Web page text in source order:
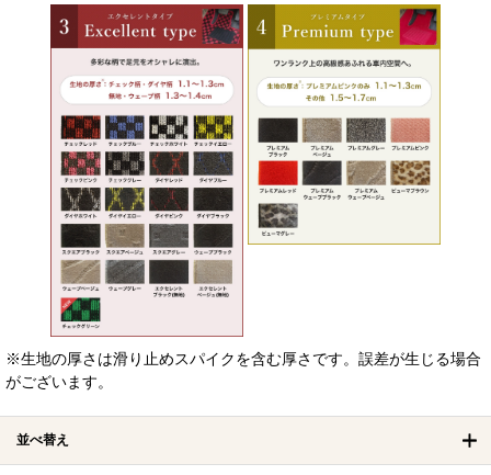
※生地の厚さは滑り止めスパイクを含む厚さです。誤差が生じる場合
がございます。
並べ替え